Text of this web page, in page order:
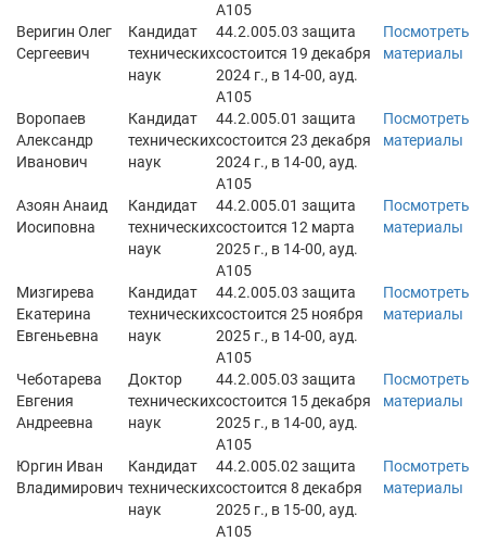
А105
Веригин Олег
Сергеевич
Кандидат
технических
наук
44.2.005.03 защита
состоится 19 декабря
2024 г., в 14-00, ауд.
А105
Посмотреть
материалы
Воропаев
Александр
Иванович
Кандидат
технических
наук
44.2.005.01 защита
состоится 23 декабря
2024 г., в 14-00, ауд.
А105
Посмотреть
материалы
Азоян Анаид
Иосиповна
Кандидат
технических
наук
44.2.005.01 защита
состоится 12 марта
2025 г., в 14-00, ауд.
А105
Посмотреть
материалы
Мизгирева
Екатерина
Евгеньевна
Кандидат
технических
наук
44.2.005.03 защита
состоится 25 ноября
2025 г., в 14-00, ауд.
А105
Посмотреть
материалы
Чеботарева
Евгения
Андреевна
Доктор
технических
наук
44.2.005.03 защита
состоится 15 декабря
2025 г., в 14-00, ауд.
А105
Посмотреть
материалы
Юргин Иван
Владимирович
Кандидат
технических
наук
44.2.005.02 защита
состоится 8 декабря
2025 г., в 15-00, ауд.
А105
Посмотреть
материалы